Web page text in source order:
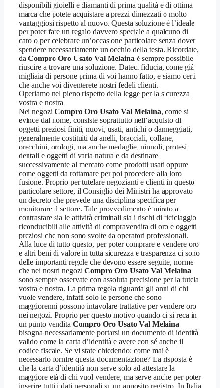
disponibili gioielli e diamanti di prima qualità e di ottima
marca che potete acquistare a prezzi dimezzati o molto
vantaggiosi rispetto al nuovo. Questa soluzione è l’ideale
per poter fare un regalo davvero speciale a qualcuno di
caro o per celebrare un’occasione particolare senza dover
spendere necessariamente un occhio della testa. Ricordate,
da Compro Oro Usato Val Melaina è sempre possibile
riuscire a trovare una soluzione. Dateci fiducia, come già
migliaia di persone prima di voi hanno fatto, e siamo certi
che anche voi diventerete nostri fedeli clienti.
Operiamo nel pieno rispetto della legge per la sicurezza
vostra e nostra
Nei negozi Compro Oro Usato Val Melaina, come si
evince dal nome, consiste soprattutto nell’acquisto di
oggetti preziosi finiti, nuovi, usati, antichi o danneggiati,
generalmente costituiti da anelli, bracciali, collane,
orecchini, orologi, ma anche medaglie, ninnoli, protesi
dentali e oggetti di varia natura e da destinare
successivamente al mercato come prodotti usati oppure
come oggetti da rottamare per poi procedere alla loro
fusione. Proprio per tutelare negozianti e clienti in questo
particolare settore, il Consiglio dei Ministri ha approvato
un decreto che prevede una disciplina specifica per
monitorare il settore. Tale provvedimento è mirato a
contrastare sia le attività criminali sia i rischi di riciclaggio
riconducibili alle attività di compravendita di oro e oggetti
preziosi che non sono svolte da operatori professionali.
Alla luce di tutto questo, per poter comprare e vendere oro
e altri beni di valore in tutta sicurezza e trasparenza ci sono
delle importanti regole che devono essere seguite, norme
che nei nostri negozi Compro Oro Usato Val Melaina
sono sempre osservate con assoluta precisione per la tutela
vostra e nostra. La prima regola riguarda gli anni di chi
vuole vendere, infatti solo le persone che sono
maggiorenni possono intavolare trattative per vendere oro
nei negozi. Proprio per questo motivo quando ci si reca in
un punto vendita Compro Oro Usato Val Melaina
bisogna necessariamente portarsi un documento di identità
valido come la carta d’identità e avere con sé anche il
codice fiscale. Se vi state chiedendo: come mai è
necessario fornire questa documentazione? La risposta è
che la carta d’identità non serve solo ad attestare la
maggiore età di chi vuol vendere, ma serve anche per poter
inserire tutti i dati personali su un apposito registro. In Italia